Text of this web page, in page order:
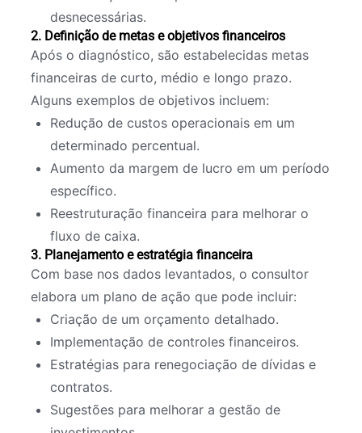
desnecessárias.
2. Definição de metas e objetivos financeiros
Após o diagnóstico, são estabelecidas metas
financeiras de curto, médio e longo prazo.
Alguns exemplos de objetivos incluem:
Redução de custos operacionais em um
determinado percentual.
Aumento da margem de lucro em um período
específico.
Reestruturação financeira para melhorar o
fluxo de caixa.
3. Planejamento e estratégia financeira
Com base nos dados levantados, o consultor
elabora um plano de ação que pode incluir:
Criação de um orçamento detalhado.
Implementação de controles financeiros.
Estratégias para renegociação de dívidas e
contratos.
Sugestões para melhorar a gestão de